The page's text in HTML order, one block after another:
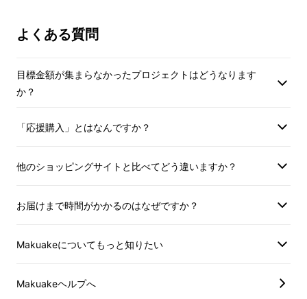
よくある質問
目標金額が集まらなかったプロジェクトはどうなります
か？
「応援購入」とはなんですか？
他のショッピングサイトと比べてどう違いますか？
お届けまで時間がかかるのはなぜですか？
Makuakeについてもっと知りたい
Makuakeヘルプへ